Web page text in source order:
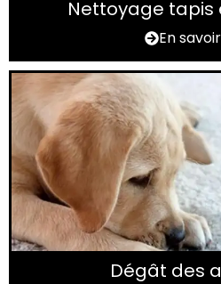
Nettoyage tapis
En
Dégât des